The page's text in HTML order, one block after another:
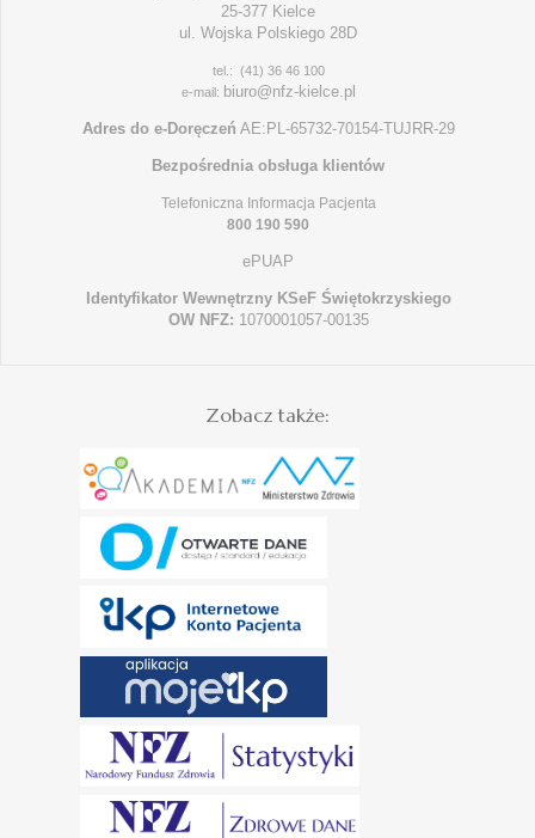
25-377 Kielce
ul. Wojska Polskiego 28D
tel.: (41) 36 46 100
e-mail: biuro@nfz-kielce.pl
Adres do e-Doręczeń AE:PL-65732-70154-TUJRR-29
Bezpośrednia obsługa klientów
Telefoniczna Informacja Pacjenta
800 190 590
ePUAP
Identyfikator Wewnętrzny KSeF Świętokrzyskiego
OW NFZ: 1070001057-00135
Zobacz także: